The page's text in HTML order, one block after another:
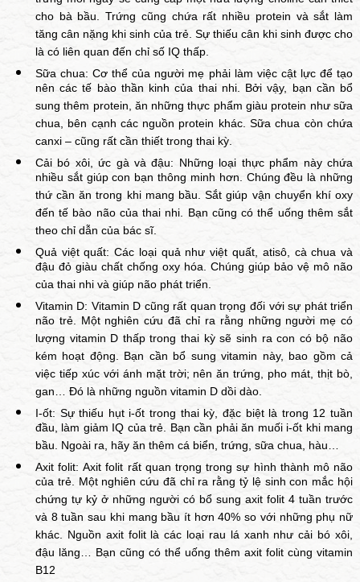
cho bà bầu. Trứng cũng chứa rất nhiều protein và sắt làm
tăng cân nặng khi sinh của trẻ. Sự thiếu cân khi sinh được cho
là có liên quan đến chỉ số IQ thấp.
Sữa chua: Cơ thể của người mẹ phải làm việc cật lực để tạo
nên các tế bào thần kinh của thai nhi. Bởi vậy, bạn cần bổ
sung thêm protein, ăn những thực phẩm giàu protein như sữa
chua, bên cạnh các nguồn protein khác. Sữa chua còn chứa
canxi – cũng rất cần thiết trong thai kỳ.
Cải bó xôi, ức gà và đậu: Những loại thực phẩm này chứa
nhiều sắt giúp con bạn thông minh hơn. Chúng đều là những
thứ cần ăn trong khi mang bầu. Sắt giúp vận chuyển khí oxy
đến tế bào não của thai nhi. Bạn cũng có thể uống thêm sắt
theo chỉ dẫn của bác sĩ.
Quả việt quất: Các loại quả như việt quất, atisô, cà chua và
đậu đỏ giàu chất chống oxy hóa. Chúng giúp bảo vệ mô não
của thai nhi và giúp não phát triển.
Vitamin D: Vitamin D cũng rất quan trọng đối với sự phát triển
não trẻ. Một nghiên cứu đã chỉ ra rằng những người mẹ có
lượng vitamin D thấp trong thai kỳ sẽ sinh ra con có bộ não
kém hoạt động. Bạn cần bổ sung vitamin này, bao gồm cả
việc tiếp xúc với ánh mặt trời; nên ăn trứng, pho mát, thịt bò,
gan… Đó là những nguồn vitamin D dồi dào.
I-ốt: Sự thiếu hụt i-ốt trong thai kỳ, đặc biệt là trong 12 tuần
đầu, làm giảm IQ của trẻ. Bạn cần phải ăn muối i-ốt khi mang
bầu. Ngoài ra, hãy ăn thêm cá biển, trứng, sữa chua, hàu…
Axit folit: Axit folit rất quan trọng trong sự hình thành mô não
của trẻ. Một nghiên cứu đã chỉ ra rằng tỷ lệ sinh con mắc hội
chứng tự kỷ ở những người có bổ sung axit folit 4 tuần trước
và 8 tuần sau khi mang bầu ít hơn 40% so với những phụ nữ
khác. Nguồn axit folit là các loại rau lá xanh như cải bó xôi,
đậu lăng… Bạn cũng có thể uống thêm axit folit cùng vitamin
B12